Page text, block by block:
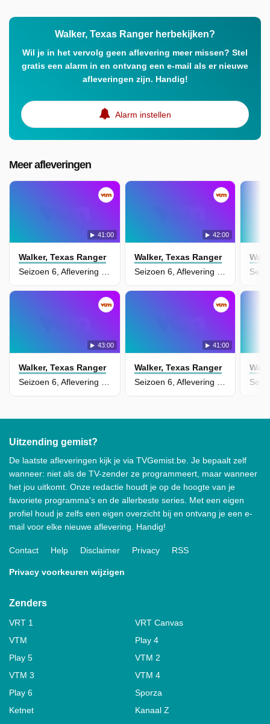
Walker, Texas Ranger herbekijken?
Wil je in het vervolg geen aflevering meer missen? Stel
gratis een alarm in en ontvang een e-mail als er nieuwe
afleveringen zijn. Handig!
Alarm instellen
Meer afleveringen
41:00
Walker, Texas Ranger
Seizoen 6, Aflevering 12 - Lost Boys
42:00
Walker, Texas Ranger
Seizoen 6, Aflevering 11 - On the Border
43:00
Walker, Texas Ranger
41:00
Walker, Texas Ranger
Uitzending gemist?
De laatste afleveringen kijk je via TVGemist.be. Je bepaalt zelf
wanneer: niet als de TV-zender ze programmeert, maar wanneer
het jou uitkomt. Onze redactie houdt je op de hoogte van je
favoriete programma's en de allerbeste series. Met een eigen
profiel houd je zelfs een eigen overzicht bij en ontvang je een e-
mail voor elke nieuwe aflevering. Handig!
Contact Help Disclaimer Privacy RSS
Privacy voorkeuren wijzigen
Zenders
VRT 1
VRT Canvas
VTM
Play 4
Play 5
VTM 2
VTM 3
VTM 4
Play 6
Sporza
Ketnet
Kanaal Z